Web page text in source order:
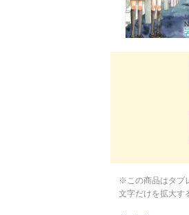
※この商品はタブ
文字だけを拡大す